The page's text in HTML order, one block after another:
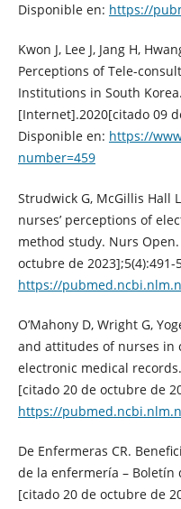
Disponible en: https://
Kwon J, Lee J, Jang H,
Perceptions of Tele-
Institutions in South
[Internet].2020[citado 09
Disponible en: https://
number=459
Strudwick G, McGillis Hall
nurses’ perceptions of
method study. Nurs
octubre de
https://
O’Mahony D, Wright G,
and attitudes of nurses in
electronic medical
[citado 20 de octubre de
https://
De Enfermeras CR.
de la enfermería –
[citado 20 de octubre de